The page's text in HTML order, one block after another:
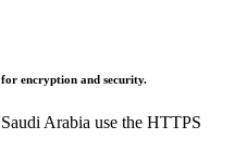
encryption and security.
Arabia use the HTTPS